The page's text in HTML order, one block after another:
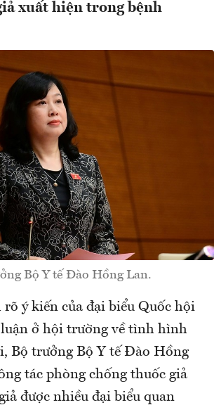
xuất hiện trong bệnh
Bộ Y tế Đào Hồng Lan.
rõ ý kiến của đại biểu Quốc hội
ở hội trường về tình hình
Bộ trưởng Bộ Y tế Đào Hồng
tác phòng chống thuốc giả
được nhiều đại biểu quan